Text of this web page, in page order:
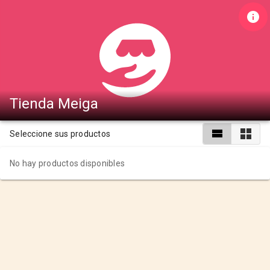
Tienda Meiga
Seleccione sus productos
No hay productos disponibles